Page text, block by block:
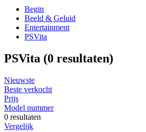
Begin
Beeld & Geluid
Entertainment
PSVita
PSVita (0 resultaten)
Nieuwste
Beste verkocht
Prijs
Model nummer
0 resultaten
Vergelijk